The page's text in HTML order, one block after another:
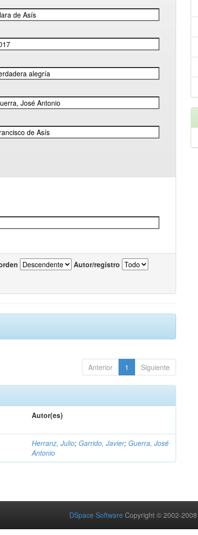
Autor/registro
Anterior 1 Siguiente
Autor(es)
Herranz, Julio; Garrido, Javier; Guerra, José
Antonio
DSpace Software Copyright © 2002-2008